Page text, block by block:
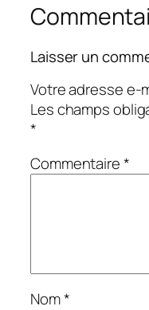
Laisser un
Votre adresse e-
Les champs
*
Commentaire*
Nom*